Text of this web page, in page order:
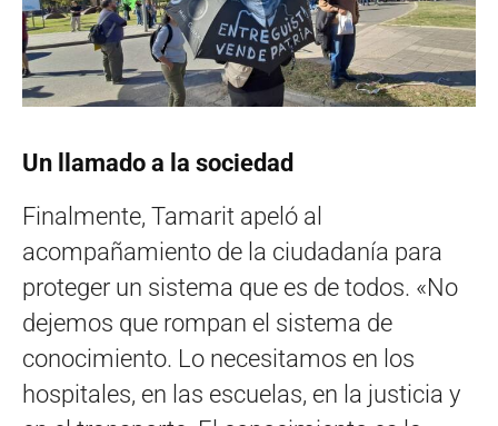
Un llamado a la sociedad
Finalmente, Tamarit apeló al
acompañamiento de la ciudadanía para
proteger un sistema que es de todos. «No
dejemos que rompan el sistema de
conocimiento. Lo necesitamos en los
hospitales, en las escuelas, en la justicia y